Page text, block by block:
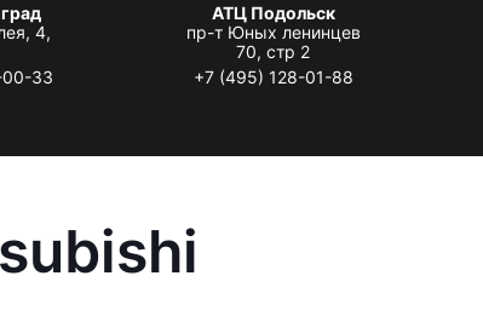
4,
00-33
АТЦ Подольск
пр-т Юных ленинцев
70, стр 2
+7 (495) 128-01-88